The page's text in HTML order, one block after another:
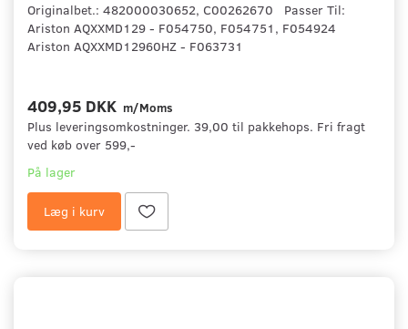
Originalbet.: 482000030652, C00262670 Passer Til:
Ariston AQXXMD129 - F054750, F054751, F054924
Ariston AQXXMD12960HZ - F063731
409,95 DKK m/Moms
Plus leveringsomkostninger. 39,00 til pakkehops. Fri fragt
ved køb over 599,-
På lager
Læg i kurv